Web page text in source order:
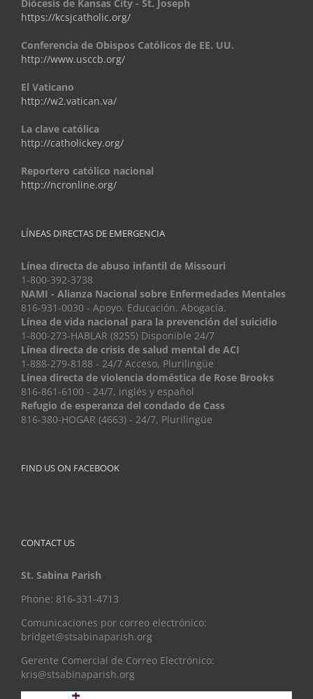
Diócesis de Kansas City - St. Joseph
https://kcsjcatholic.org/
Conferencia de Obispos Católicos de EE. UU.
http://www.usccb.org/
El Vaticano
http://w2.vatican.va/
La clave católica
http://catholickey.org/
Reportero católico nacional
http://ncronline.org/
LÍNEAS DIRECTAS DE EMERGENCIA
Línea directa de abuso infantil de Missouri
1-800-392-3738
NAMI - Alianza Nacional sobre Enfermedades Mentales
816-931-0030 - Apoyo. Educación. Abogacía.
Línea de vida nacional para la prevención del suicidio
1-800-273-HABLAR (8255) Disponible 24/7
Línea directa de crisis de salud mental de ACI
1-888-279-8188 - 24/7 Acceso, Plurilingüe
Línea directa de violencia doméstica de Rose Brooks
816-861-6100 - 24/7, inglés y español
Refugio de esperanza del condado de Cass
816-380-HOGAR (4663) - 24/7, Plurilingüe
FIND US ON FACEBOOK
CONTACT US
St. Sabina Parish
Phone: 816-331-4713
Comunicaciones por correo electrónico:
bridget@stsabinaparish.org
Gerente Comercial de Correo Electrónico:
kris@stsabinaparish.org